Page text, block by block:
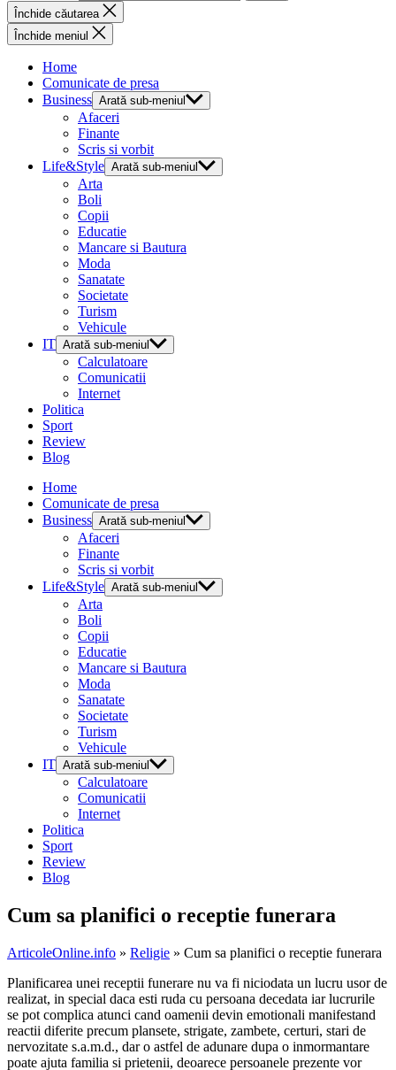
Închide căutarea
Închide meniul
Home
Comunicate de presa
Business Arată sub-meniul
Afaceri
Finante
Scris si vorbit
Life&Style Arată sub-meniul
Arta
Boli
Copii
Educatie
Mancare si Bautura
Moda
Sanatate
Societate
Turism
Vehicule
IT Arată sub-meniul
Calculatoare
Comunicatii
Internet
Politica
Sport
Review
Blog
Home
Comunicate de presa
Business Arată sub-meniul
Afaceri
Finante
Scris si vorbit
Life&Style Arată sub-meniul
Arta
Boli
Copii
Educatie
Mancare si Bautura
Moda
Sanatate
Societate
Turism
Vehicule
IT Arată sub-meniul
Calculatoare
Comunicatii
Internet
Politica
Sport
Review
Blog
Cum sa planifici o receptie funerara
ArticoleOnline.info » Religie » Cum sa planifici o receptie funerara
Planificarea unei receptii funerare nu va fi niciodata un lucru usor de
realizat, in special daca esti ruda cu persoana decedata iar lucrurile
se pot complica atunci cand oamenii devin emotionali manifestand
reactii diferite precum plansete, strigate, zambete, certuri, stari de
nervozitate s.a.m.d., dar o astfel de adunare dupa o inmormantare
poate ajuta familia si prietenii, deoarece persoanele prezente vor